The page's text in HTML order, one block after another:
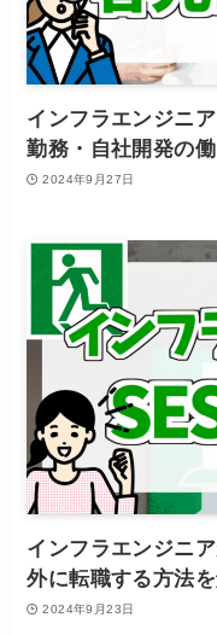
インフラエンジニ
勤務・自社開発の
2024年9月27日
インフラエンジニ
外に転職する方法
2024年9月23日